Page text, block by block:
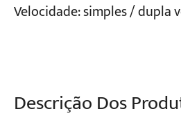
Projetos
Blogs
Velocidade: simples / dupla
Descrição Dos